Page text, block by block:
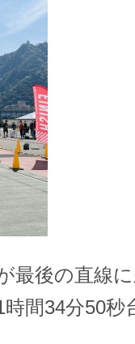
最後の直線
間34分50秒